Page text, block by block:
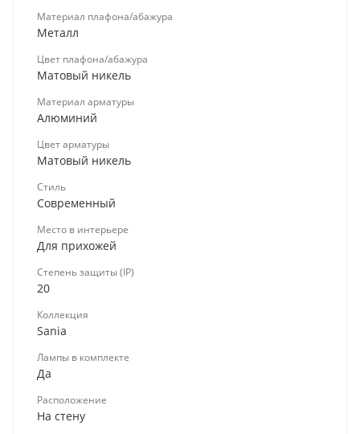
Материал плафона/абажура
Металл
Цвет плафона/абажура
Матовый никель
Материал арматуры
Алюминий
Цвет арматуры
Матовый никель
Стиль
Современный
Место в интерьере
Для прихожей
Степень защиты (IP)
20
Коллекция
Sania
Лампы в комплекте
Да
Расположение
На стену